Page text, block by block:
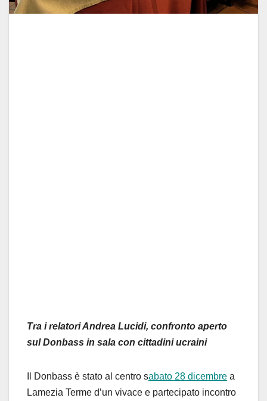
Tra i relatori Andrea Lucidi, confronto aperto
sul Donbass in sala con cittadini ucraini
Il Donbass è stato al centro sabato 28 dicembre a
Lamezia Terme d’un vivace e partecipato incontro